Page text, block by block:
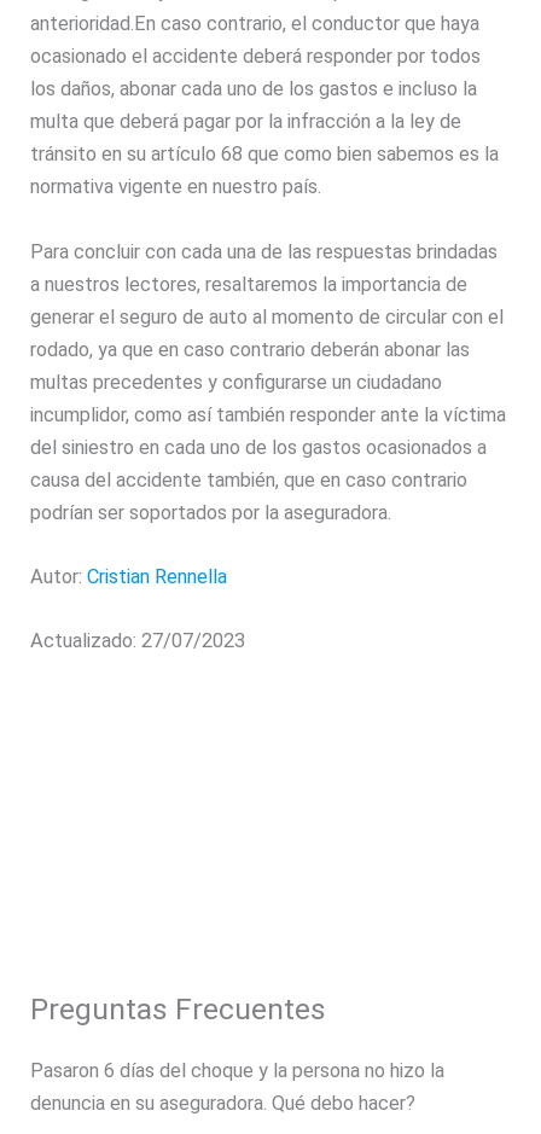
anterioridad.En caso contrario, el conductor que haya
ocasionado el accidente deberá responder por todos
los daños, abonar cada uno de los gastos e incluso la
multa que deberá pagar por la infracción a la ley de
tránsito en su artículo 68 que como bien sabemos es la
normativa vigente en nuestro país.
Para concluir con cada una de las respuestas brindadas
a nuestros lectores, resaltaremos la importancia de
generar el seguro de auto al momento de circular con el
rodado, ya que en caso contrario deberán abonar las
multas precedentes y configurarse un ciudadano
incumplidor, como así también responder ante la víctima
del siniestro en cada uno de los gastos ocasionados a
causa del accidente también, que en caso contrario
podrían ser soportados por la aseguradora.
Autor:Cristian Rennella
Actualizado: 27/07/2023
Preguntas Frecuentes
Pasaron 6 días del choque y la persona no hizo la
denuncia en su aseguradora. Qué debo hacer?